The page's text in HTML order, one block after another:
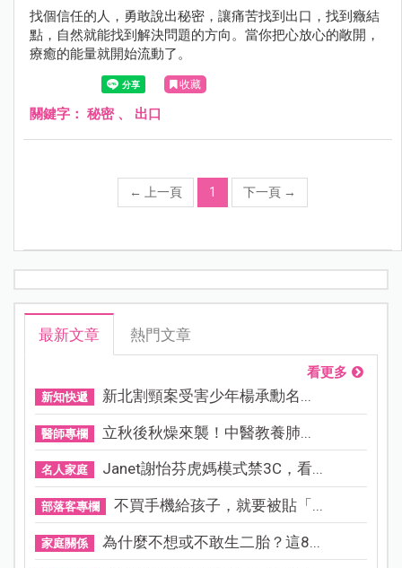
找個信任的人，勇敢說出秘密，讓痛苦找到出口，找到癥結
點，自然就能找到解決問題的方向。當你把心放心的敞開，
療癒的能量就開始流動了。
收藏
關鍵字： 秘密、 出口
← 上一頁 1 下一頁 →
最新文章 熱門文章
看更多
新知快遞 新北割頸案受害少年楊承勳名...
醫師專欄 立秋後秋燥來襲！中醫教養肺...
名人家庭 Janet謝怡芬虎媽模式禁3C，看...
部落客專欄 不買手機給孩子，就要被貼「...
家庭關係 為什麼不想或不敢生二胎？這8...